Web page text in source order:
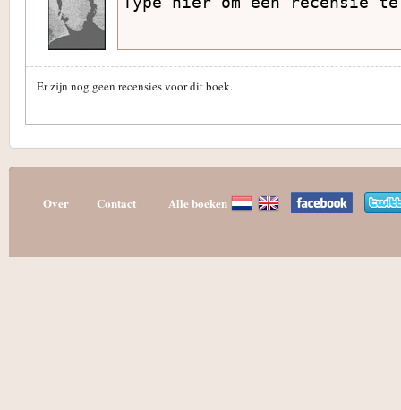
Er zijn nog geen recensies voor dit boek.
Over Contact Alle boeken